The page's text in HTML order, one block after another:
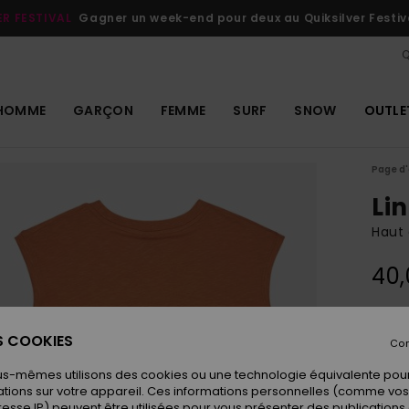
FESTIVAL Gagner un week-end pour deux au Quiksilver
GARÇON FEMME SURF SNOW
Page
Haut
COOKIES
mêmes utilisons des cookies ou une technologie équivalente
sur votre appareil. Ces informations personnelles (comme